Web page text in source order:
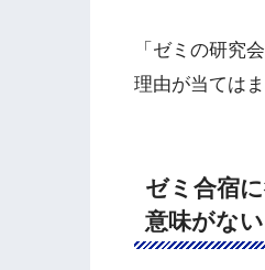
「ゼミの研究
理由が当てはま
ゼミ合宿
意味がない